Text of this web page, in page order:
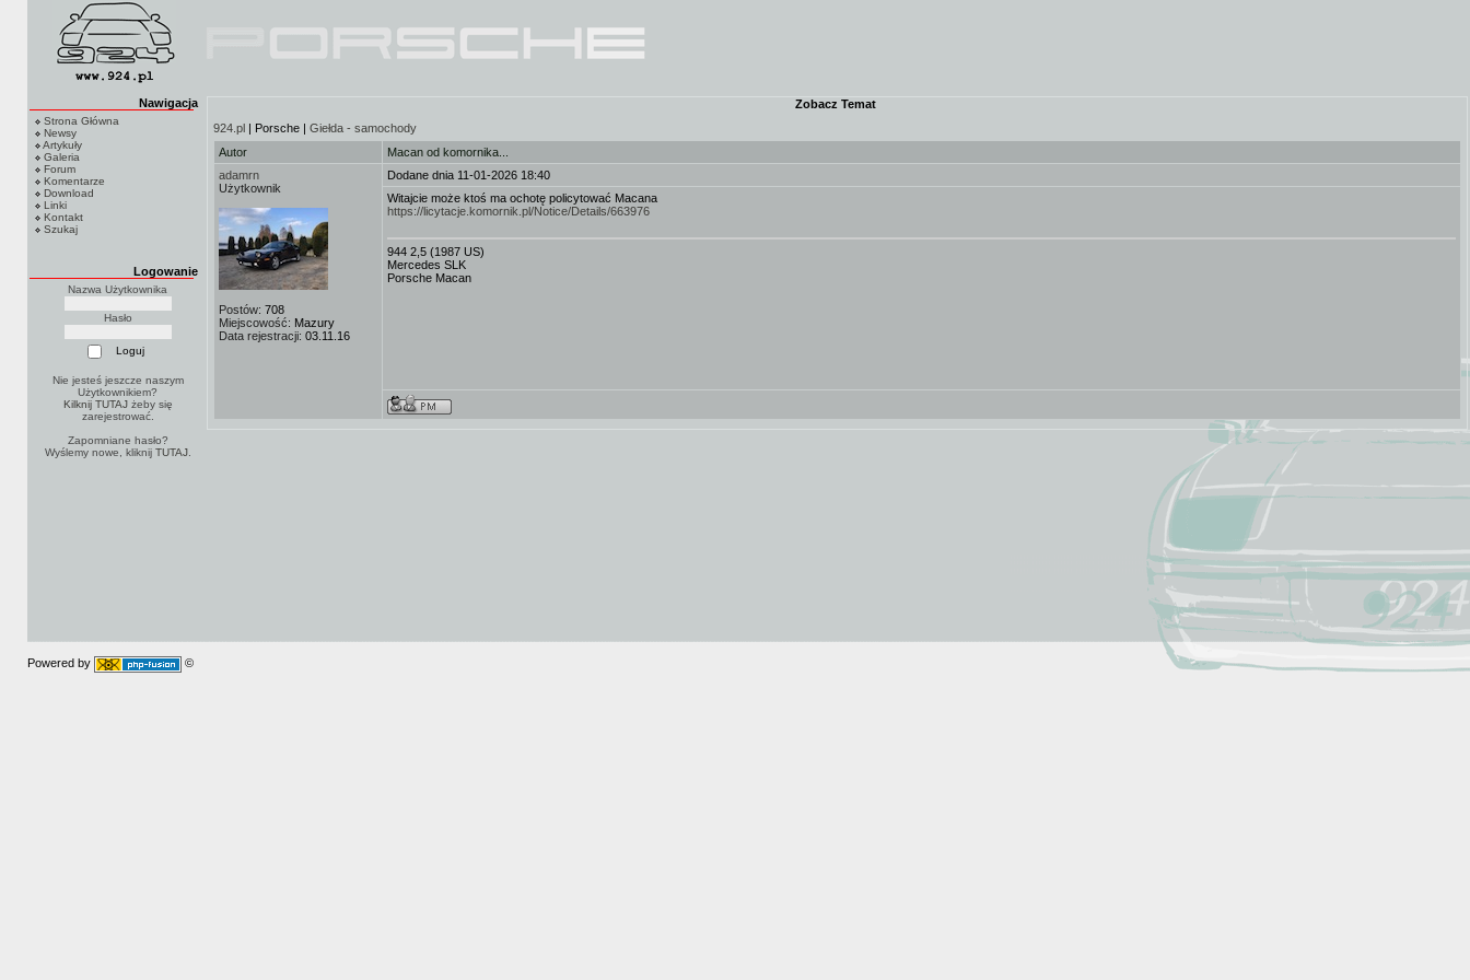
Nawigacja
Strona Główna
Newsy
Artykuły
Galeria
Forum
Komentarze
Download
Linki
Kontakt
Szukaj
Logowanie
Nazwa Użytkownika
Hasło
Nie jesteś jeszcze naszym
Użytkownikiem?
Kilknij TUTAJżeby się
zarejestrować.
Zapomniane hasło?
Wyślemy nowe, kliknij TUTAJ.
Zobacz Temat
924.pl | Porsche | Giełda - samochody
Autor
Macan od komornika...
adamrn
Użytkownik
Postów: 708
Miejscowość: Mazury
Data rejestracji: 03.11.16
Dodane dnia 11-01-2026 18:40
Witajcie może ktoś ma ochotę policytować Macana
https://licytacje.komornik.pl/Notice/Details/663976
944 2,5 (1987 US)
Mercedes SLK
Porsche Macan
Powered by ©